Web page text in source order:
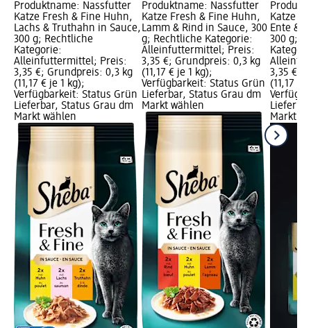
Produktname: Nassfutter
Katze Fresh & Fine Huhn,
Lachs & Truthahn in Sauce,
300 g; Rechtliche
Kategorie:
Alleinfuttermittel; Preis:
3,35 €; Grundpreis: 0,3 kg
(11,17 € je 1 kg);
Verfügbarkeit: Status Grün
Lieferbar, Status Grau dm
Markt wählen
Produktname: Nassfutter
Katze Fresh & Fine Huhn,
Lamm & Rind in Sauce, 300
g; Rechtliche Kategorie:
Alleinfuttermittel; Preis:
3,35 €; Grundpreis: 0,3 kg
(11,17 € je 1 kg);
Verfügbarkeit: Status Grün
Lieferbar, Status Grau dm
Markt wählen
Katze
Ente &
300 g;
3,35 €;
(11,17 €
Markt